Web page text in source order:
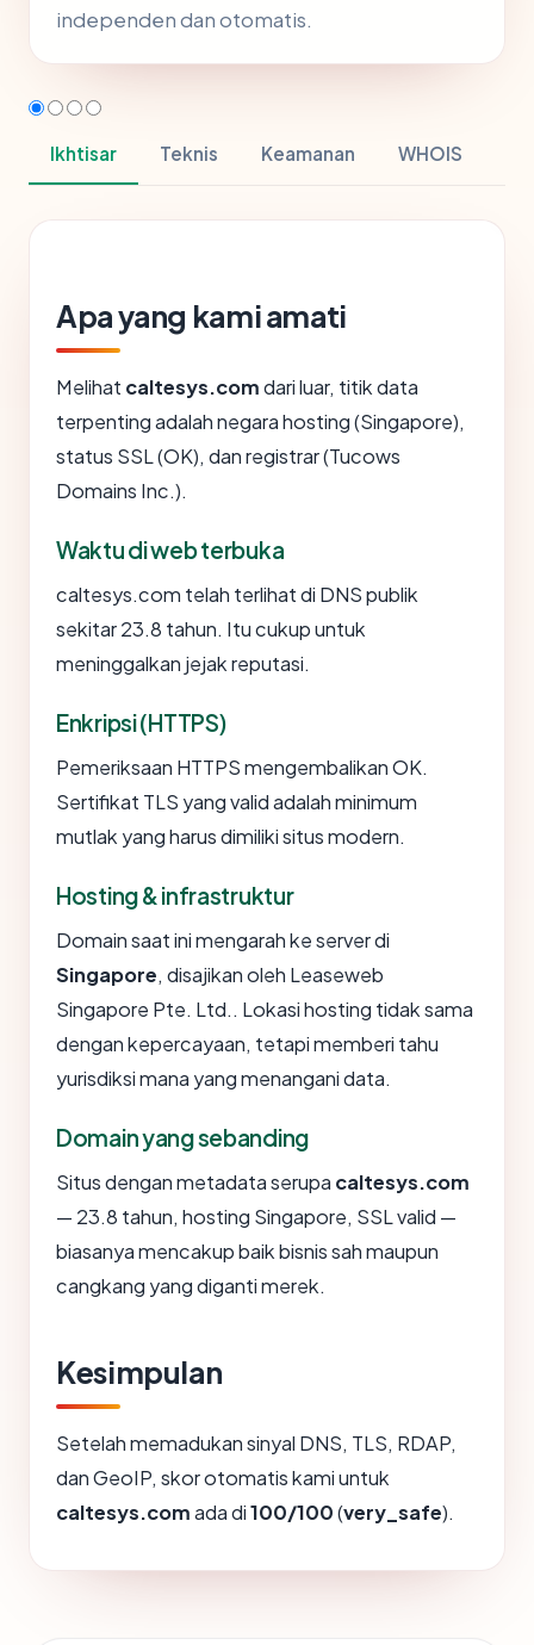
independen dan otomatis.
Ikhtisar Teknis Keamanan WHOIS
Apa yang kami amati
Melihat caltesys.comdari luar, titik data
terpenting adalah negara hosting (Singapore),
status SSL (OK), dan registrar (Tucows
Domains Inc.).
Waktu di web terbuka
caltesys.com telah terlihat di DNS publik
sekitar 23.8 tahun. Itu cukup untuk
meninggalkan jejak reputasi.
Enkripsi (HTTPS)
Pemeriksaan HTTPS mengembalikan OK.
Sertifikat TLS yang valid adalah minimum
mutlak yang harus dimiliki situs modern.
Hosting & infrastruktur
Domain saat ini mengarah ke server di
Singapore, disajikan oleh Leaseweb
Singapore Pte. Ltd.. Lokasi hosting tidak sama
dengan kepercayaan, tetapi memberi tahu
yurisdiksi mana yang menangani data.
Domain yang sebanding
Situs dengan metadata serupa caltesys.com
— 23.8 tahun, hosting Singapore, SSL valid —
biasanya mencakup baik bisnis sah maupun
cangkang yang diganti merek.
Kesimpulan
Setelah memadukan sinyal DNS, TLS, RDAP,
dan GeoIP, skor otomatis kami untuk
caltesys.comada di100/100(very_safe).